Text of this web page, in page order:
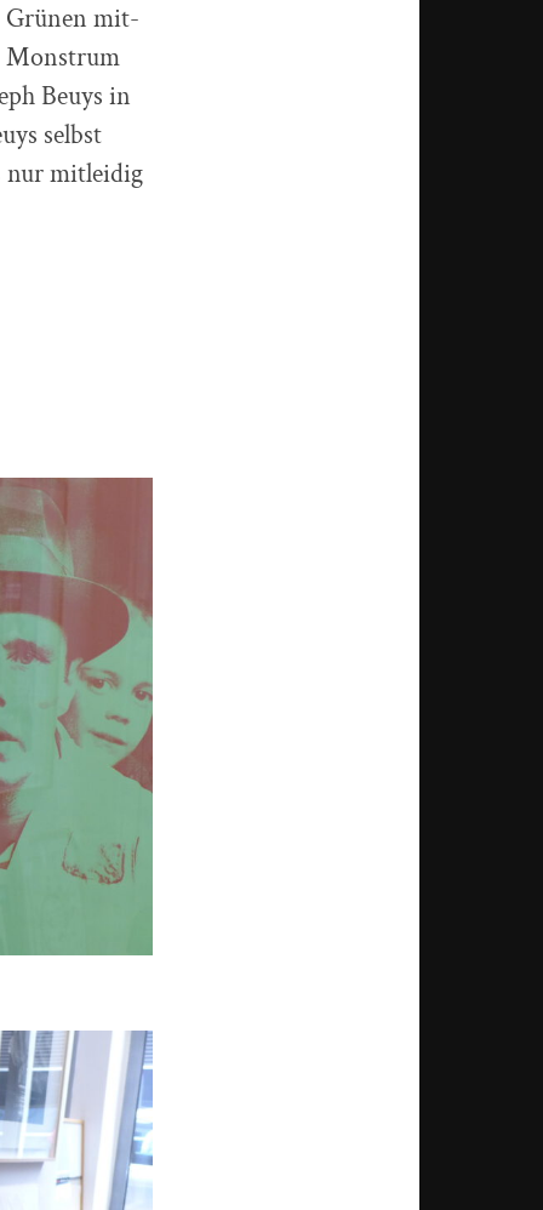
Grünen mit-
Monstrum
Beuys in
selbst
nur mitleidig